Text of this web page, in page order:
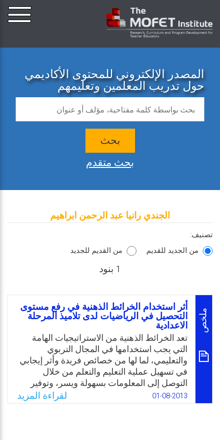
المصدر الإلكتروني للمحتوى الأكاديمي
حول تدريب المعلمين وتعليمهم
بحث
بحث متقدم
الجندي رانيا عبد الرحمن ابراهيم
تصنيف:
من الجديد للقديم
من القديم للجديد
1 بنود
ملخص
أثر استخدام الخرائط الذهنية في رفع مستوى
التحصيل في الرياضيات لدى تلاميذ المرحلة
الاعدادية
تعد الخرائط الذهنية من الاستراتيجيات الهامة
التي يجب استخدامها في المجال التربوي
والتعليمي، لما لها من خصائص فريدة وأثر إيجابي
في تسهيل عملية التعليم والتعلم من خلال
التوصل إلى المعلومات بسهولة ويسر، وتوفير
الوقت والجهد، كما ويتضح من خلالها البناء
المعرفي والمهاري لكل متعلم في فهم وتفسير
01-08-2013 لقراءة المزيد